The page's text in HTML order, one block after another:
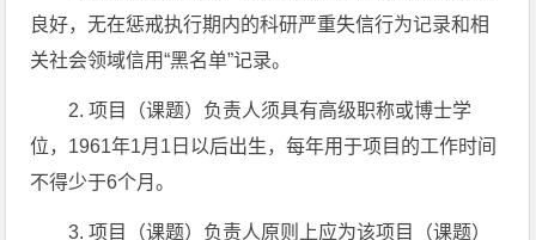
良好，无在惩戒执行期内的科研严重失信行为记录和相
关社会领域信用“黑名单”记录。
2. 项目（课题）负责人须具有高级职称或博士学
位，1961年1月1日以后出生，每年用于项目的工作时间
不得少于6个月。
3. 项目（课题）负责人原则上应为该项目（课题）